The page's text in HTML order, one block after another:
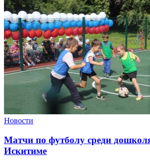
Новости
Матчи по футболу среди
Искитиме